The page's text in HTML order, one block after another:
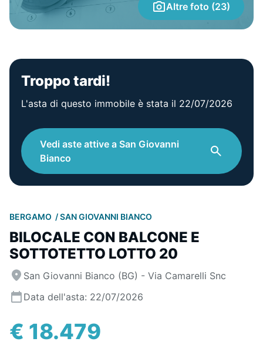
Altre foto (23)
Troppo tardi!
L'asta di questo immobile è stata il 22/07/2026
Vedi aste attive a San Giovanni
Bianco
BERGAMO SAN GIOVANNI BIANCO
BILOCALE CON BALCONE E
SOTTOTETTO LOTTO 20
San Giovanni Bianco (BG) - Via Camarelli Snc
Data dell'asta: 22/07/2026
€ 18.479